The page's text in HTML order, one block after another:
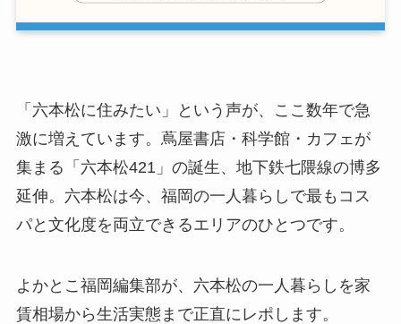
「六本松に住みたい」という声が、ここ数年で急
激に増えています。蔦屋書店・科学館・カフェが
集まる「六本松421」の誕生、地下鉄七隈線の博多
延伸。六本松は今、福岡の一人暮らしで最もコス
パと文化度を両立できるエリアのひとつです。
よかとこ福岡編集部が、六本松の一人暮らしを家
賃相場から生活実態まで正直にレポします。